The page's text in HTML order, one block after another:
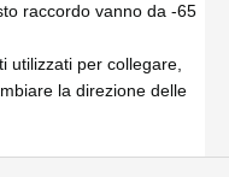
raccordo vanno da -65
utilizzati per collegare,
la direzione delle